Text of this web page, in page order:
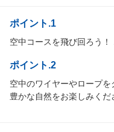
ポイント.1
空中コースを飛び回ろう！
ポイント.2
空中のワイヤーやロープ
豊かな自然をお楽しみくだ